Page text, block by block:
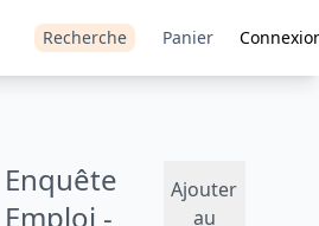
Recherche Panier
Enquête
Emploi -
Ajouter
au